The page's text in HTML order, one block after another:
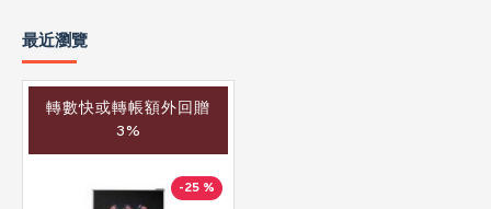
最近瀏覽
轉數快或轉帳額外回贈
3%
-25 %